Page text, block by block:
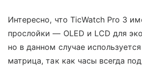
Интересно, что TicWatch Pro 3
прослойки — OLED и LCD для
но в данном случае
матрица, так как часы всегда